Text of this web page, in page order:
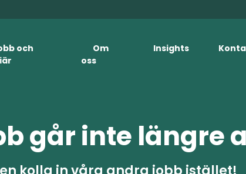
och
Om
oss
Insights
går inte längre